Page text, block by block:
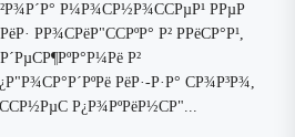
Р¼Р¾СР½Р¾ССРµР¹ РРµР
РР¾СРёР"ССРºР° Р² РРёСР°Р¹,
Р²
РёР·-Р·Р° СР¾Р³Р¾,
Р¿Р¾РºРёР½СР"...